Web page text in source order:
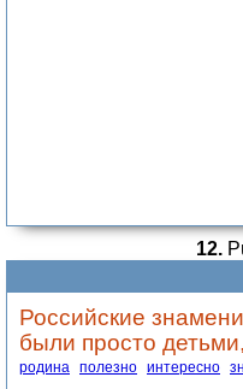
12.
Российские
были просто
родина полезно интересно